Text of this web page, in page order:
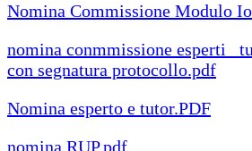
Nomina Commissione Modulo
nomina conmmissione esperti
con segnatura protocollo.pdf
Nomina esperto e tutor.PDF
nomina RUP.pdf